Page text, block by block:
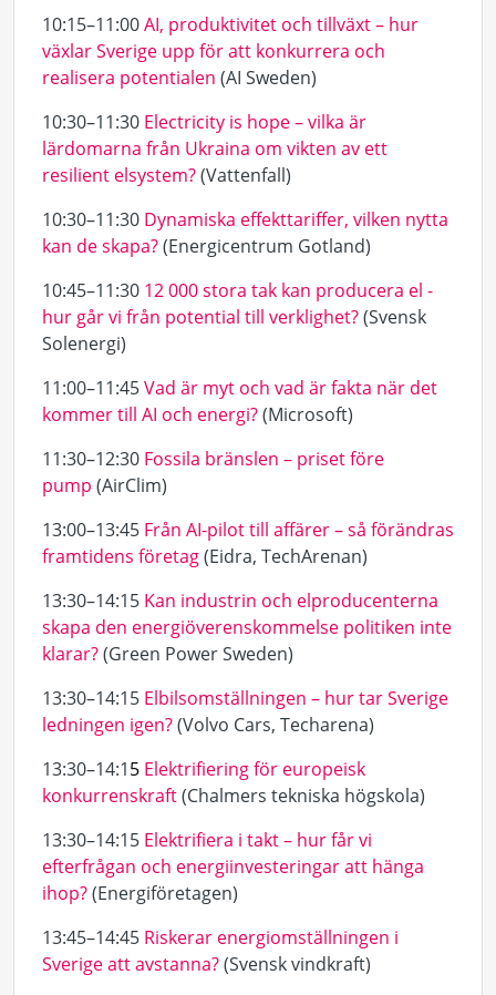
10:15–11:00AI, produktivitet och tillväxt – hur
växlar Sverige upp för att konkurrera och
realisera potentialen (AI Sweden)
10:30–11:30 Electricity is hope – vilka är
lärdomarna från Ukraina om vikten av ett
resilient elsystem?(Vattenfall)
10:30–11:30 Dynamiska effekttariffer, vilken nytta
kan de skapa?(Energicentrum Gotland)
10:45–11:30 12 000 stora tak kan producera el -
hur går vi från potential till verklighet?(Svensk
Solenergi)
11:00–11:45Vad är myt och vad är fakta när det
kommer till AI och energi?(Microsoft)
11:30–12:30 Fossila bränslen – priset före
pump (AirClim)
13:00–13:45 Från AI-pilot till affärer – så förändras
framtidens företag(Eidra, TechArenan)
13:30–14:15 Kan industrin och elproducenterna
skapa den energiöverenskommelse politiken inte
klarar?(Green Power Sweden)
13:30–14:15 Elbilsomställningen – hur tar Sverige
ledningen igen?(Volvo Cars, Techarena)
13:30–14:15 Elektrifiering för europeisk
konkurrenskraft(Chalmers tekniska högskola)
13:30–14:15 Elektrifiera i takt – hur får vi
efterfrågan och energiinvesteringar att hänga
ihop?(Energiföretagen)
13:45–14:45 Riskerar energiomställningen i
Sverige att avstanna?(Svensk vindkraft)